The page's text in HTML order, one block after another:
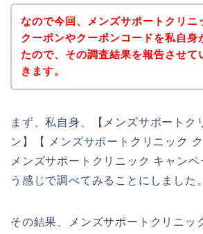
なので今回、メンズサポートクリニ
クーポンやクーポンコードを私自身
たので、その調査結果を報告させて
きます。
まず、私自身、【メンズサポートク
ン】【 メンズサポートクリニック
メンズサポートクリニック キャン
う感じで調べてみることにしました。
その結果、メンズサポートクリニッ